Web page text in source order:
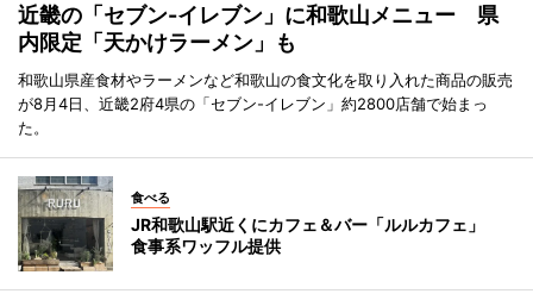
近畿の「セブン-イレブン」に和歌山メニュー 県
内限定「天かけラーメン」も
和歌山県産食材やラーメンなど和歌山の食文化を取り入れた商品の販売
が8月4日、近畿2府4県の「セブン-イレブン」約2800店舗で始まっ
た。
食べる
JR和歌山駅近くにカフェ＆バー「ルルカフェ」
食事系ワッフル提供